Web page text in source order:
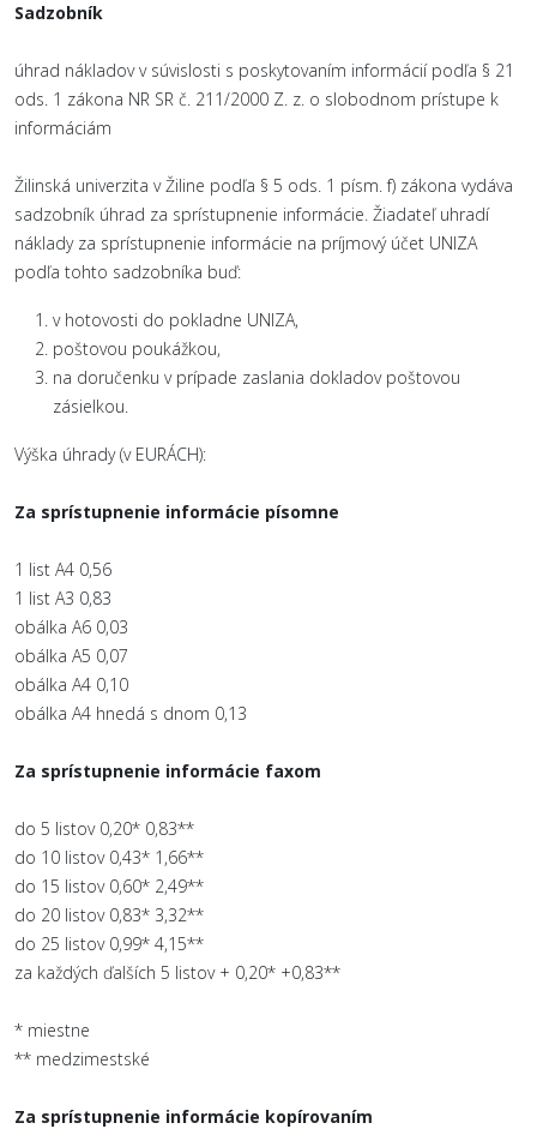
Sadzobník
úhrad nákladov v súvislosti s poskytovaním informácií podľa § 21
ods. 1 zákona NR SR č. 211/2000 Z. z. o slobodnom prístupe k
informáciám
Žilinská univerzita v Žiline podľa § 5 ods. 1 písm. f) zákona vydáva
sadzobník úhrad za sprístupnenie informácie. Žiadateľ uhradí
náklady za sprístupnenie informácie na príjmový účet UNIZA
podľa tohto sadzobníka buď:
v hotovosti do pokladne UNIZA,
poštovou poukážkou,
na doručenku v prípade zaslania dokladov poštovou
zásielkou.
Výška úhrady (v EURÁCH):
Za sprístupnenie informácie písomne
1 list A4 0,56
1 list A3 0,83
obálka A6 0,03
obálka A5 0,07
obálka A4 0,10
obálka A4 hnedá s dnom 0,13
Za sprístupnenie informácie faxom
do 5 listov 0,20* 0,83**
do 10 listov 0,43* 1,66**
do 15 listov 0,60* 2,49**
do 20 listov 0,83* 3,32**
do 25 listov 0,99* 4,15**
za každých ďalších 5 listov + 0,20* +0,83**
* miestne
** medzimestské
Za sprístupnenie informácie kopírovaním